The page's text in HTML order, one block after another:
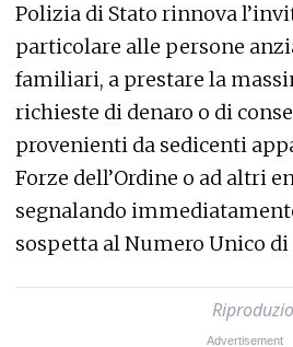
Polizia di Stato rinnova
particolare alle persone
familiari, a prestare la
richieste di denaro o di
provenienti da sedicenti
Forze dell’Ordine o ad altri
segnalando
sospetta al Numero Unico di